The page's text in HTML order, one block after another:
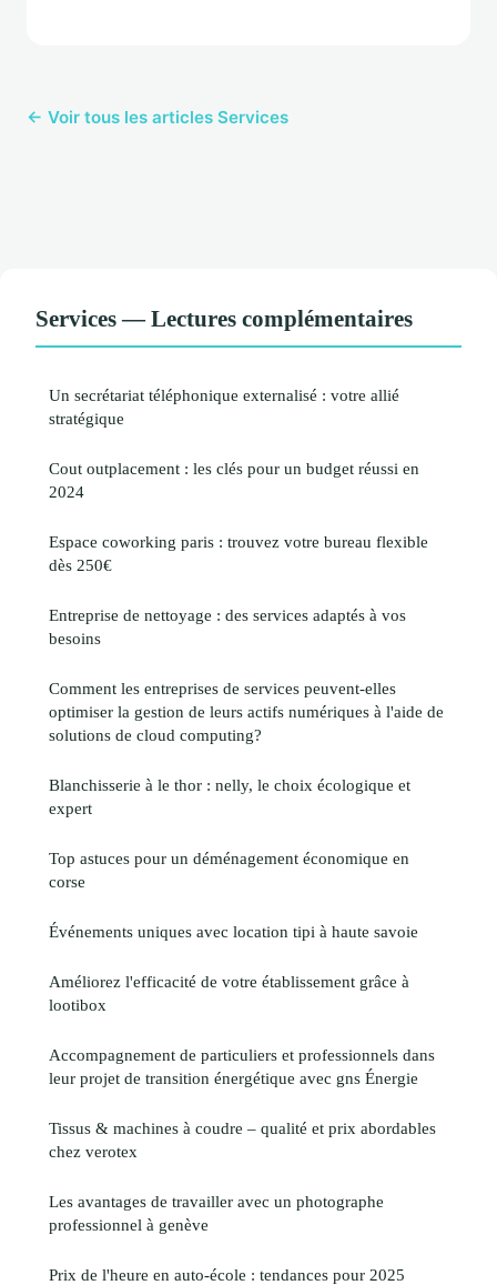
← Voir tous les articles Services
Services — Lectures complémentaires
Un secrétariat téléphonique externalisé : votre allié
stratégique
Cout outplacement : les clés pour un budget réussi en
2024
Espace coworking paris : trouvez votre bureau flexible
dès 250€
Entreprise de nettoyage : des services adaptés à vos
besoins
Comment les entreprises de services peuvent-elles
optimiser la gestion de leurs actifs numériques à l'aide de
solutions de cloud computing?
Blanchisserie à le thor : nelly, le choix écologique et
expert
Top astuces pour un déménagement économique en
corse
Événements uniques avec location tipi à haute savoie
Améliorez l'efficacité de votre établissement grâce à
lootibox
Accompagnement de particuliers et professionnels dans
leur projet de transition énergétique avec gns Énergie
Tissus & machines à coudre – qualité et prix abordables
chez verotex
Les avantages de travailler avec un photographe
professionnel à genève
Prix de l'heure en auto-école : tendances pour 2025